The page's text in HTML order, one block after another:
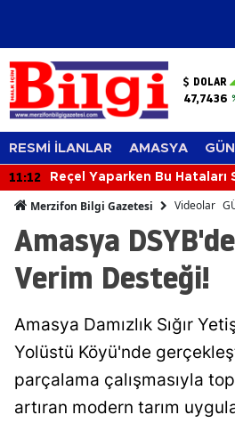
DOLAR
47,7436
RESMİ İLANLAR AMASYA
11:12
Reçel Yaparken Bu Hataları
Merzifon Bilgi Gazetesi Videolar
Amasya
Verim Desteği!
Amasya Damızlık Sığır
Yolüstü Köyü'nde
parçalama çalışmasıyla
artıran modern tarım